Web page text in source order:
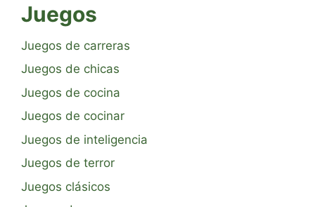
Juegos
Juegos de carreras
Juegos de chicas
Juegos de cocina
Juegos de cocinar
Juegos de inteligencia
Juegos de terror
Juegos clásicos